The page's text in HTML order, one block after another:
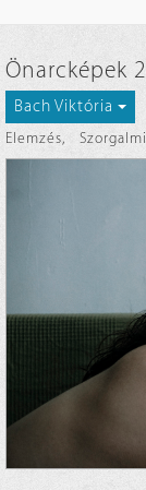
Önarcképek 2
Bach Viktória
Elemzés, Szorgalmi